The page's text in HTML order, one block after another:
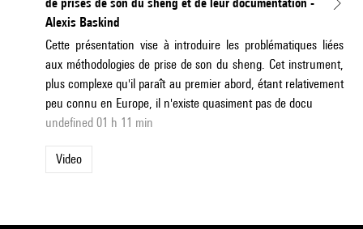
Alexis Baskind
Cette présentation vise à introduire les problématiques liées
aux méthodologies de prise de son du sheng. Cet instrument,
plus complexe qu'il paraît au premier abord, étant relativement
peu connu en Europe, il n'existe quasiment pas de docu
undefined 01 h 11 min
Video